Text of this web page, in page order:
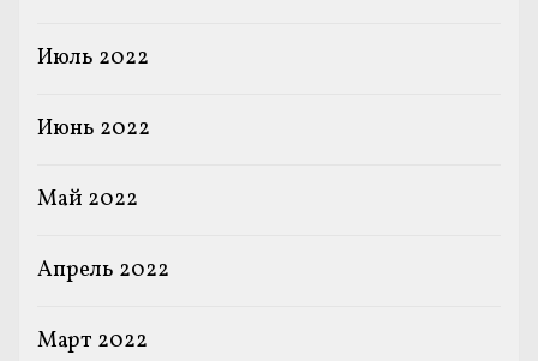
Июль 2022
Июнь 2022
Май 2022
Апрель 2022
Март 2022